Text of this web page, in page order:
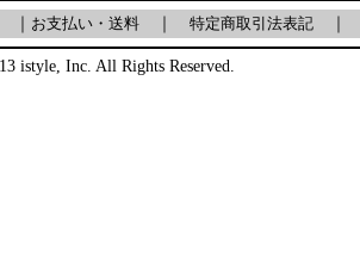
お支払い・送料｜ 特定商取引法表記｜
istyle, Inc. All Rights Reserved.